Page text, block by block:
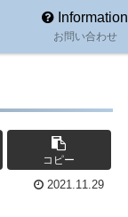
Information
お問い合わせ
コピー
2021.11.29